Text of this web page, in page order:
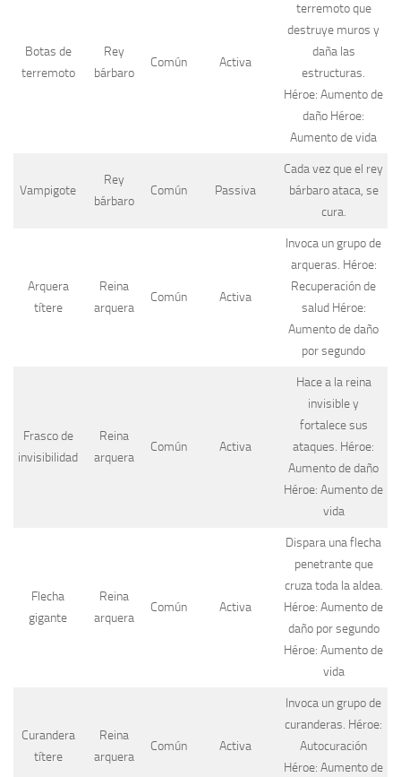
Botas de
terremoto
Rey
bárbaro
Común Activa
terremoto que
destruye muros y
daña las
estructuras.
Héroe: Aumento de
daño Héroe:
Aumento de vida
Vampigote
Rey
bárbaro
Común Passiva
Cada vez que el rey
bárbaro ataca, se
cura.
Arquera
títere
Reina
arquera
Común Activa
Invoca un grupo de
arqueras. Héroe:
Recuperación de
salud Héroe:
Aumento de daño
por segundo
Frasco de
invisibilidad
Reina
arquera
Común Activa
Hace a la reina
invisible y
fortalece sus
ataques. Héroe:
Aumento de daño
Héroe: Aumento de
vida
Flecha
gigante
Reina
arquera
Común Activa
Dispara una flecha
penetrante que
cruza toda la aldea.
Héroe: Aumento de
daño por segundo
Héroe: Aumento de
vida
Curandera
títere
Reina
arquera
Común Activa
Invoca un grupo de
curanderas. Héroe:
Autocuración
Héroe: Aumento de